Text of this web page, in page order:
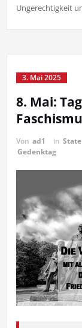
Ungerechtigkeit
3. Mai 2025
8. Mai:
Von ad1 in
Gedenktag